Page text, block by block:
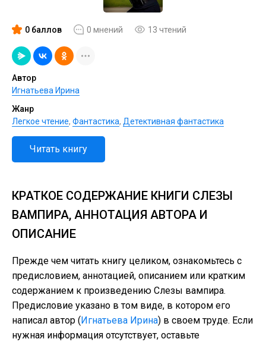
0 баллов 0 мнений 13 чтений
Автор
Игнатьева Ирина
Жанр
Легкое чтение, Фантастика, Детективная фантастика
Читать книгу
КРАТКОЕ СОДЕРЖАНИЕ КНИГИ СЛЕЗЫ
ВАМПИРА, АННОТАЦИЯ АВТОРА И
ОПИСАНИЕ
Прежде чем читать книгу целиком, ознакомьтесь с
предисловием, аннотацией, описанием или кратким
содержанием к произведению Слезы вампира.
Предисловие указано в том виде, в котором его
написал автор (Игнатьева Ирина) в своем труде. Если
нужная информация отсутствует, оставьте